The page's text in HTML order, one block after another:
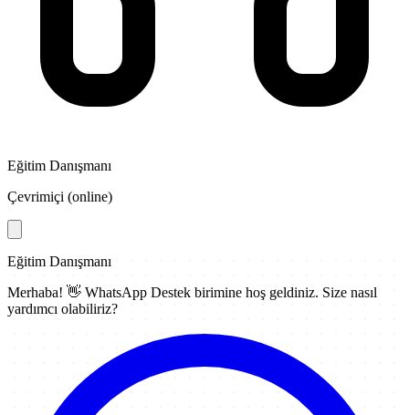
Eğitim Danışmanı
Çevrimiçi (online)
Eğitim Danışmanı
Merhaba! 👋 WhatsApp Destek birimine hoş geldiniz. Size nasıl
yardımcı olabiliriz?